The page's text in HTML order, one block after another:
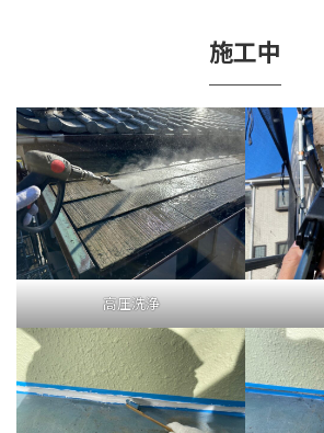
施工中
高圧洗浄